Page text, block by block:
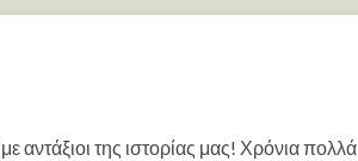
αντάξιοι της ιστορίας μας! Χρόνια πολλά